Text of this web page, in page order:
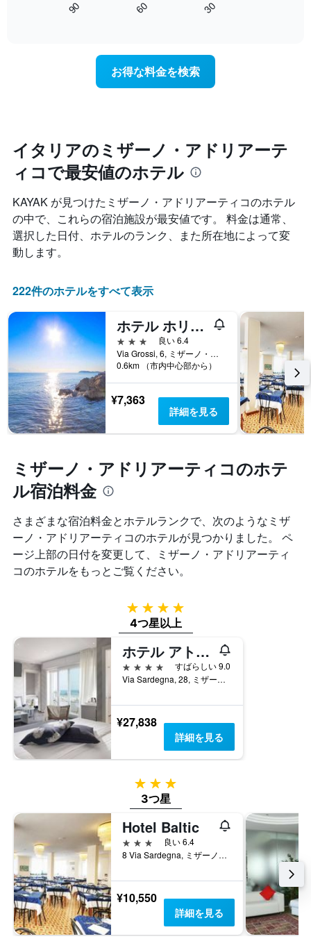
ラ
ン
ク
と
の
カ
テ
ゴ
を
し
て
い
ま
表
の
Y
軸
1
は、
過
去
3
日
間
に
見
つ
か
客
室
平
均
料
金
を
表
ま
す
に
集
計
て
表
示
し
た
の
で
す
表
の
X
軸
1
本
は、
ホ
テ
ン
ク
ご
の
カ
テ
ゴ
リ
て
ま
す。
表
の
Y
軸
1
本
3
日
に
見
つ
か
っ
た
今
れ
て
客
室
金
が
ど
の
よ
に
変
化
す
る
か
表
し
て
い
ま
の
軸
本
は、
宿
泊
ま
し
い
ま
す
表
の
Y
は、
客
室
の
平
均
料
金
を
表
90 60 30
お得な料金を検索
イタリアのミザーノ・アドリアーテ
ィコで最安値のホテル
KAYAK が見つけたミザーノ・アドリアーティコのホテル
の中で、これらの宿泊施設が最安値です。 料金は通常、
選択した日付、ホテルのランク、また所在地によって変
動します。
222件のホテルをすべて表示
ホテル ホリデー
3つ星
良い 6.4
Via Grossi, 6, ミザーノ・アドリアーティコ, リミニ県, イタリア
0.6km （市内中心部から）
¥7,363
詳細を見る
ミザーノ・アドリアーティコのホテ
ル宿泊料金
さまざまな宿泊料金とホテルランクで、次のようなミザ
ーノ・アドリアーティコのホテルが見つかりました。 ペ
ージ上部の日付を変更して、ミザーノ・アドリアーティ
コ​のホテルをもっとご覧ください。
4つ星
4つ星以上
ホテル アトランティック リビエラ
4つ星
すばらしい 9.0
Via Sardegna, 28, ミザーノ・アドリアーティコ, リミニ県, イタリア
¥27,838
詳細を見る
3つ星
3つ星
Hotel Baltic
3つ星
良い 6.4
8 Via Sardegna, ミザーノ・アドリアーティコ, リミニ県, イタリア
¥10,550
詳細を見る